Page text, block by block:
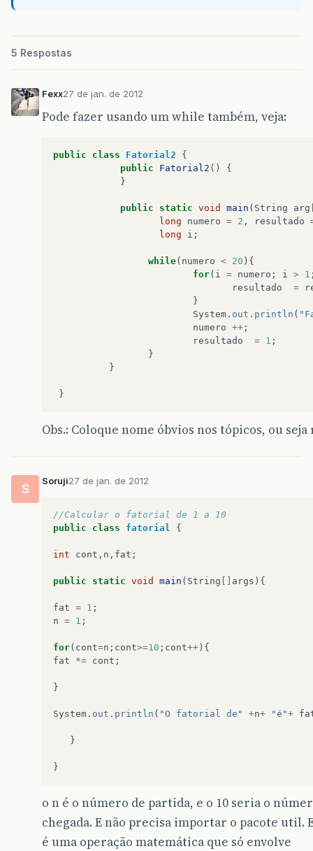
5 Respostas
Fexx27 de jan. de 2012
Pode fazer usando um while também, veja:
public class Fatorial2
{
public
Fatorial2 ()
{
}
public static void main ( String arg
long
numero = 2 , resultado
long
i ;
while( numero < 20 ){
for( i = numero ; i > 1
resultado
=
}
System . out . println (
numero ++ ;
resultado
= 1 ;
}
}
}
Obs.: Coloque nome óbvios nos tópicos, ou
S
Soruji27 de jan. de 2012
//Calcular o fatorial de 1 a 10
public
class fatorial {
int cont , n , fat ;
public static void main ( String args ){
fat = 1 ;
n = 1 ;
for( cont=n ; cont>=10 ; cont++ ){
fat
*= cont ;
}
System . out . println ( "O fatorial de" +n+ "é"+
}
}
o n é o número de partida, e o 10 seria o
chegada. E não precisa importar o pacote util.
é uma operação matemática que só envolve